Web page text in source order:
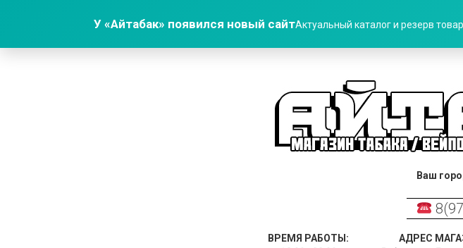
У «Айтабак» появился новый сайтАктуальный каталог и резерв
Ваш
ВРЕМЯ РАБОТЫ:
АДРЕС